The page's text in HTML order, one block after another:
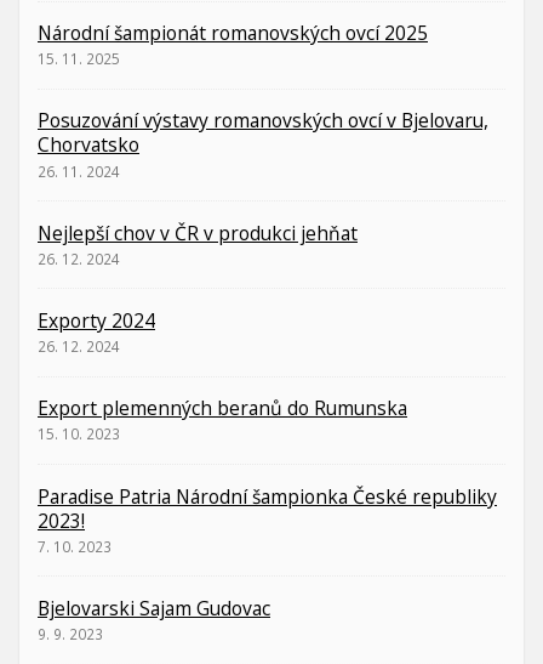
Národní šampionát romanovských ovcí 2025
15. 11. 2025
Posuzování výstavy romanovských ovcí v Bjelovaru,
Chorvatsko
26. 11. 2024
Nejlepší chov v ČR v produkci jehňat
26. 12. 2024
Exporty 2024
26. 12. 2024
Export plemenných beranů do Rumunska
15. 10. 2023
Paradise Patria Národní šampionka České republiky
2023!
7. 10. 2023
Bjelovarski Sajam Gudovac
9. 9. 2023